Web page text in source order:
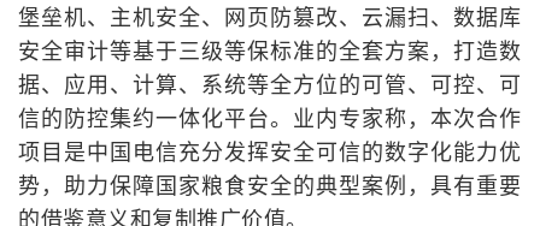
堡垒机、主机安全、网页防篡改、云漏扫、数据库
安全审计等基于三级等保标准的全套方案，打造数
据、应用、计算、系统等全方位的可管、可控、可
信的防控集约一体化平台。业内专家称，本次合作
项目是中国电信充分发挥安全可信的数字化能力优
势，助力保障国家粮食安全的典型案例，具有重要
的借鉴意义和复制推广价值。